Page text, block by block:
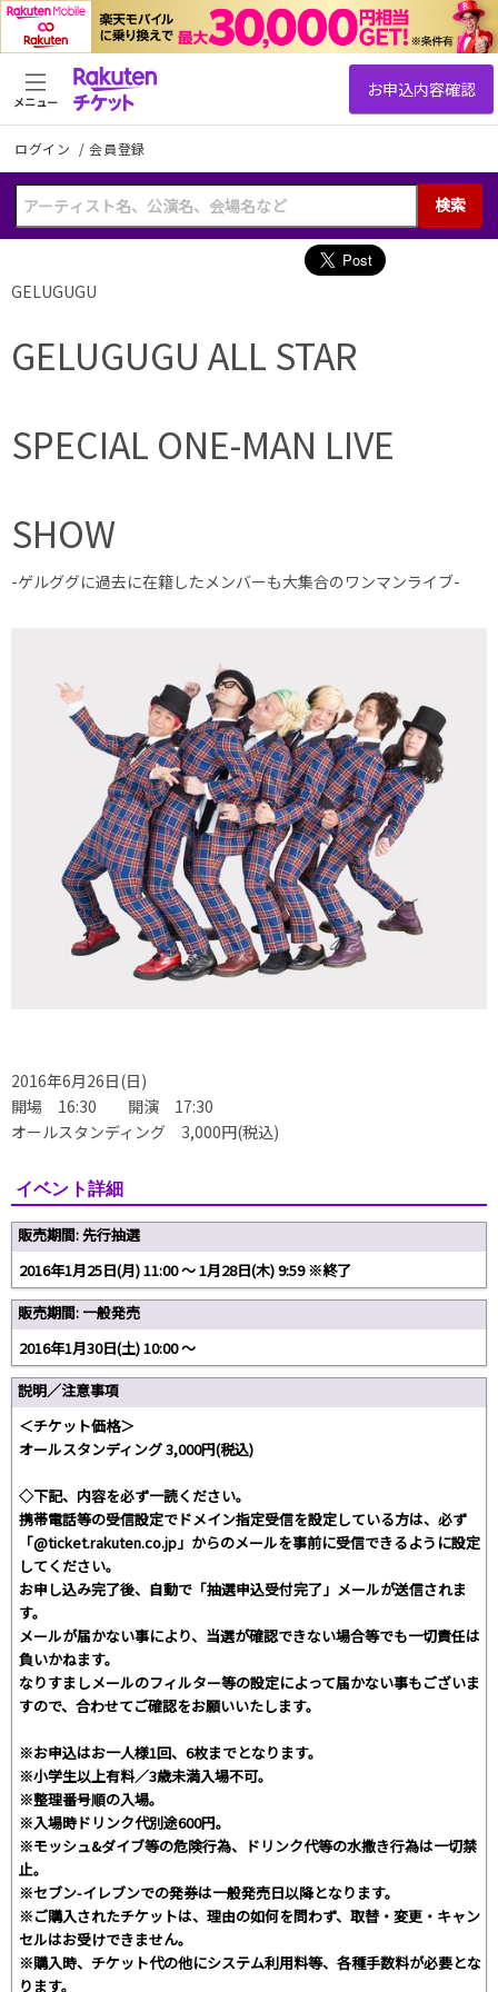
ログイン /会員登録
検索
メニュー
GELUGUGU
GELUGUGU ALL STAR
SPECIAL ONE-MAN LIVE
SHOW
-ゲルググに過去に在籍したメンバーも大集合のワンマンライブ-
2016年6月26日(日)
開場 16:30 開演 17:30
オールスタンディング 3,000円(税込)
イベント詳細
販売期間: 先行抽選
2016年1月25日(月) 11:00 ～ 1月28日(木) 9:59 ※終了
販売期間: 一般発売
2016年1月30日(土) 10:00 ～
説明／注意事項
＜チケット価格＞
オールスタンディング 3,000円(税込)
◇下記、内容を必ず一読ください。
携帯電話等の受信設定でドメイン指定受信を設定している方は、必ず
「@ticket.rakuten.co.jp」からのメールを事前に受信できるように設定
してください。
お申し込み完了後、自動で「抽選申込受付完了」メールが送信されま
す。
メールが届かない事により、当選が確認できない場合等でも一切責任は
負いかねます。
なりすましメールのフィルター等の設定によって届かない事もございま
すので、合わせてご確認をお願いいたします。
※お申込はお一人様1回、6枚までとなります。
※小学生以上有料／3歳未満入場不可。
※整理番号順の入場。
※入場時ドリンク代別途600円。
※モッシュ&ダイブ等の危険行為、ドリンク代等の水撒き行為は一切禁
止。
※セブン-イレブンでの発券は一般発売日以降となります。
※ご購入されたチケットは、理由の如何を問わず、取替・変更・キャン
セルはお受けできません。
※購入時、チケット代の他にシステム利用料等、各種手数料が必要とな
ります。